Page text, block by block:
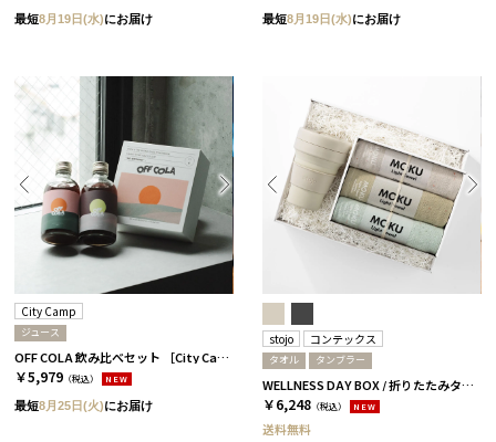
最短8月19日(水)にお届け 最短8月19日(水)にお届け
City Camp
ジュース
OFF COLA 飲み比べセット ［City Camp］
￥5,979 （税込） NEW
最短8月25日(火)にお届け
stojo コンテックス
タオル タンブラー
WELLNESS DAY BOX / 折りたたみタンブラー+タオル / ペール
￥6,248 （税込） NEW
送料無料